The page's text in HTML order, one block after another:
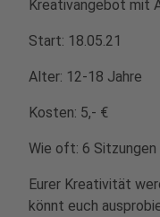
Kreativangebot mit
Start: 18.05.21
Alter: 12-18 Jahre
Kosten: 5,- €
Wie oft: 6 Sitzungen
Eurer Kreativität
könnt euch